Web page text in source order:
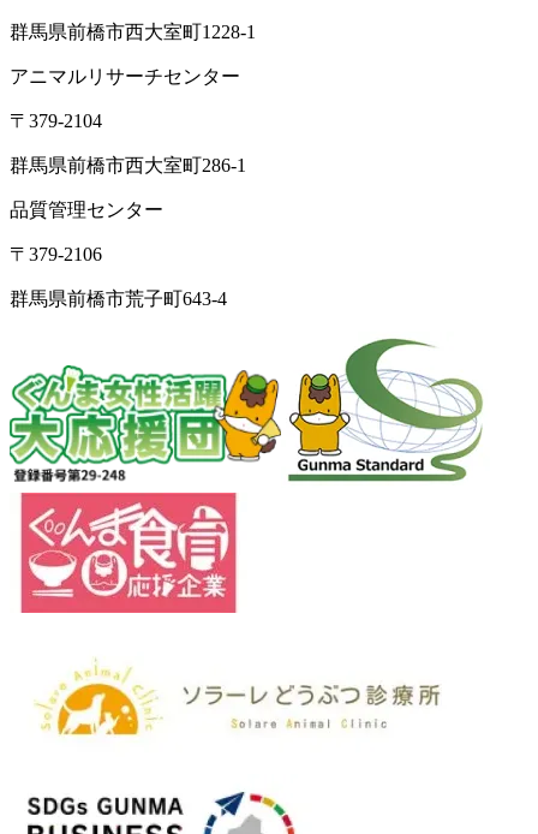
群馬県前橋市西大室町1228-1
アニマルリサーチセンター
〒379-2104
群馬県前橋市西大室町286-1
品質管理センター
〒379-2106
群馬県前橋市荒子町643-4